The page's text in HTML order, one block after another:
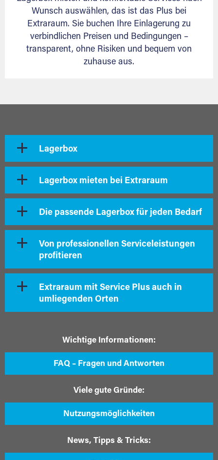
Wunsch auswählen, das ist das Plus bei
Extraraum. Sie buchen Ihre Einlagerung zu
verbindlichen Preisen und Bedingungen –
transparent, ohne Risiken und bequem von
zuhause aus.
Lagerbox
Lagerbox mieten bei Extraraum
Die passende Lagerbox für jeden Bedarf
Von professionellen Serviceleistungen
profitieren
Extraraum mit Service Plus auch in
umliegenden Orten
Wichtige Informationen:
FAQ – Fragen und Antworten
Viele gute Gründe:
Nutzungsmöglichkeiten
News, Tipps & Tricks: